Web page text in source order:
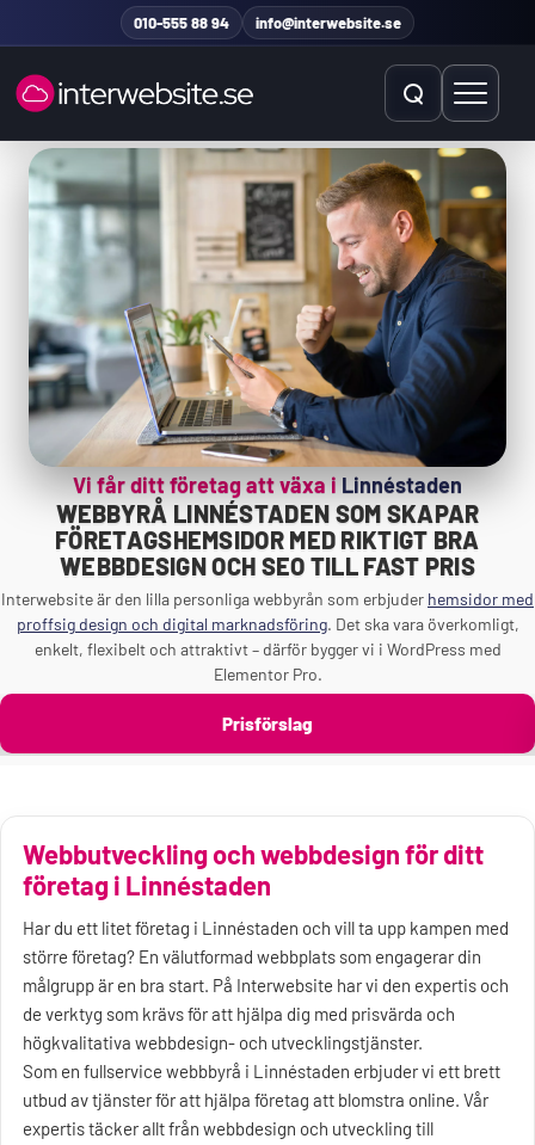
Hoppa till innehåll010-555 88 94 info@interwebsite.se
Öppna sökÖppna
Sök på hela sidan
Sök efter:
Vi får ditt företag att växa iLinnéstaden
WEBBYRÅ LINNÉSTADEN SOM SKAPAR
FÖRETAGSHEMSIDOR MED RIKTIGT BRA
WEBBDESIGN OCH SEO TILL FAST PRIS
Interwebsite är den lilla personliga webbyrån som erbjuder hemsidor med
proffsig design och digital marknadsföring. Det ska vara överkomligt,
enkelt, flexibelt och attraktivt – därför bygger vi i WordPress med
Elementor Pro.
Prisförslag
Webbutveckling och webbdesign för ditt
företag i Linnéstaden
Har du ett litet företag i Linnéstaden och vill ta upp kampen med
större företag? En välutformad webbplats som engagerar din
målgrupp är en bra start. På Interwebsite har vi den expertis och
de verktyg som krävs för att hjälpa dig med prisvärda och
högkvalitativa webbdesign- och utvecklingstjänster.
Som en fullservice webbbyrå i Linnéstaden erbjuder vi ett brett
utbud av tjänster för att hjälpa företag att blomstra online. Vår
expertis täcker allt från webbdesign och utveckling till